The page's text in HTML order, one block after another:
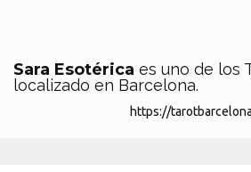
Sara Esotérica es uno de los
localizado en Barcelona.
https://